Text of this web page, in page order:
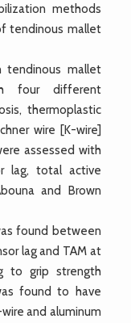
methods
tendinous mallet
tendinous mallet
four different
thermoplastic
wire [K-wire]
assessed with
lag, total active
and Brown
found between
lag and TAM at
to grip strength
found to have
and aluminum